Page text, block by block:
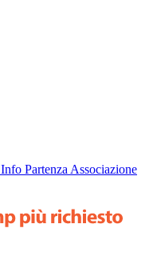
Info Partenza Associazione